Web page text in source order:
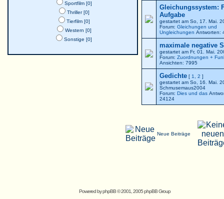
Sportfilm [0]
Thriller [0]
Tierfilm [0]
Western [0]
Sonstige [0]
Gleichungssystem:
Aufgabe
gestartet am So, 17. Mai.
Forum: Gleichungen und
Ungleichungen Antworten:
maximale negative
gestartet am Fr, 01. Mai.
Forum: Zuordnungen +
Ansichten: 7995
Gedichte [ 1 2 ]
gestartet am So, 16. Mai.
Schmusemaus2004
Forum: Dies und das
24124
Neue Beiträge
Powered byphpBB© 2001, 2005 phpBB Group